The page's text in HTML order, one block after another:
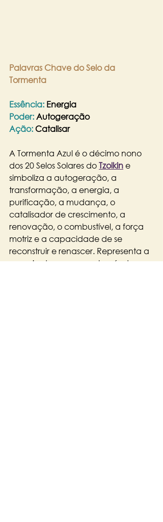
Palavras Chave do Selo da
Tormenta
Essência: Energia
​Poder: Autogeração
​Ação: Catalisar
A Tormenta Azul é o décimo nono
dos 20 Selos Solares do Tzolkine
simboliza a autogeração, a
transformação, a energia, a
purificação, a mudança, o
catalisador de crescimento, a
renovação, o combustível, a força
motriz e a capacidade de se
reconstruir e renascer. Representa a
energia de mover-se através de